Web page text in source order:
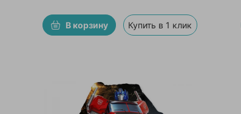
В корзину Купить в 1 клик